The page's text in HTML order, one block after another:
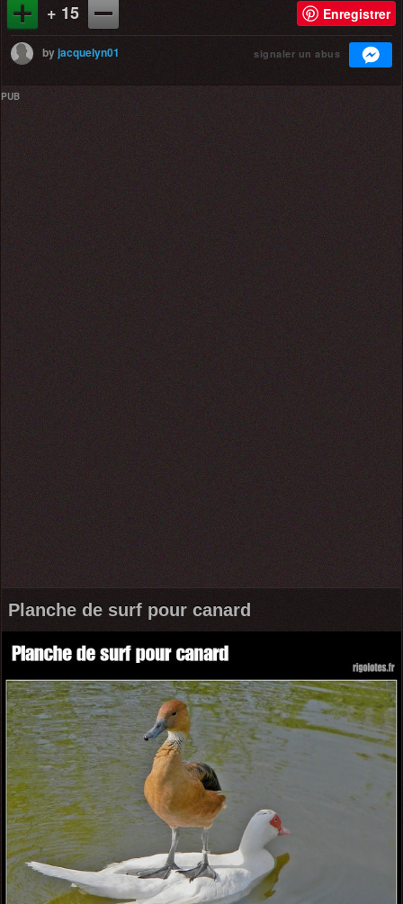
+ 15 Enregistrer
byjacquelyn01 signaler un abus
PUB
Planche de surf pour canard